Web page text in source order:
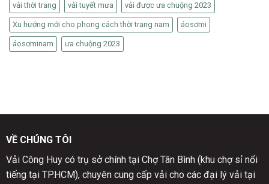
vải thời trang vải tuyết mưa vải được ưa chuộng 2023
Xu hướng mới cho phong cách thời trang nam áosơmi
áosơminam ưa chuộng 2023
VỀ CHÚNG TÔI
Vải Công Huy có trụ sở chính tại Chợ Tân Bình (khu chợ sỉ nổi
tiếng tại TP.HCM), chuyên cung cấp vải cho các đại lý vải tại